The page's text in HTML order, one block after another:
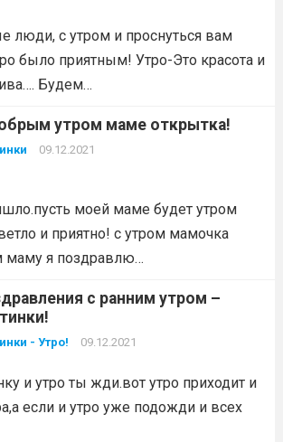
люди, с утром и проснуться вам
было приятным! Утро-Это красота и
Будем…
утром маме открытка!
09.12.2021
моей маме будет утром
и приятно! с утром мамочка
маму я поздравлю…
с ранним утром –
- Утро! 09.12.2021
и утро ты жди.вот утро приходит и
если и утро уже подожди и всех